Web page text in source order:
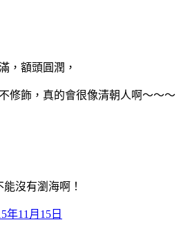
，額頭圓潤，
修飾，真的會很像清朝人啊～～～
能沒有瀏海啊！
年11月15日